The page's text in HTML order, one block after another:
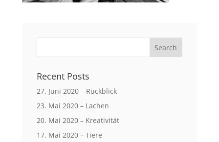
Recent Posts
27. Juni 2020 – Rückblick
23. Mai 2020 – Lachen
20. Mai 2020 – Kreativität
17. Mai 2020 – Tiere